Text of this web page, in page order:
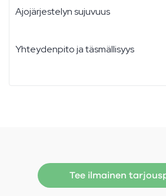
Ajojärjestelyn sujuvuus
Yhteydenpito ja täsmällisyys
Tee ilmainen